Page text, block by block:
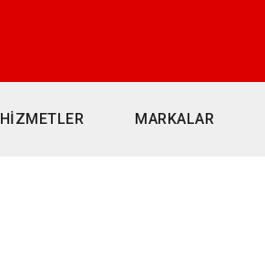
HİZMETLER MARKALAR